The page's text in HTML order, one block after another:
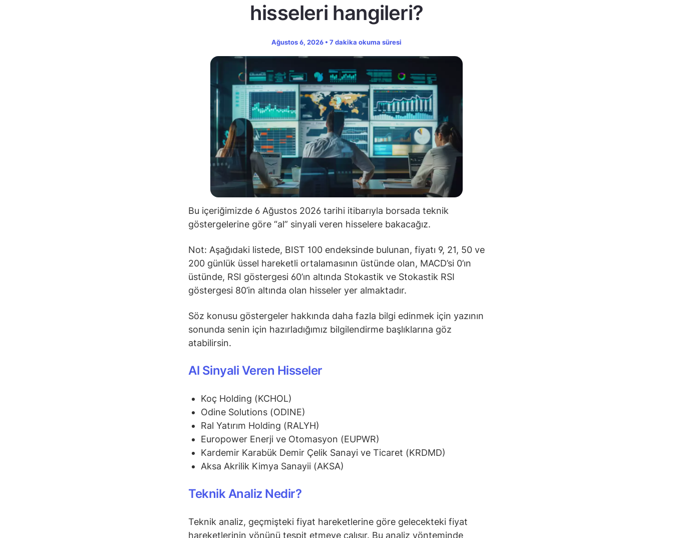
hisseleri hangileri?
Ağustos 6, 2026 • 7 dakika okuma süresi
Bu içeriğimizde 6 Ağustos 2026 tarihi itibarıyla borsada teknik
göstergelerine göre “al” sinyali veren hisselere bakacağız.
Not: Aşağıdaki listede, BIST 100 endeksinde bulunan, fiyatı 9, 21, 50 ve
200 günlük üssel hareketli ortalamasının üstünde olan, MACD’si 0’ın
üstünde, RSI göstergesi 60’ın altında Stokastik ve Stokastik RSI
göstergesi 80’in altında olan hisseler yer almaktadır.
Söz konusu göstergeler hakkında daha fazla bilgi edinmek için yazının
sonunda senin için hazırladığımız bilgilendirme başlıklarına göz
atabilirsin.
Al Sinyali Veren Hisseler
Koç Holding (KCHOL)
Odine Solutions (ODINE)
Ral Yatırım Holding (RALYH)
Europower Enerji ve Otomasyon (EUPWR)
Kardemir Karabük Demir Çelik Sanayi ve Ticaret (KRDMD)
Aksa Akrilik Kimya Sanayii (AKSA)
Teknik Analiz Nedir?
Teknik analiz, geçmişteki fiyat hareketlerine göre gelecekteki fiyat
hareketlerinin yönünü tespit etmeye çalışır. Bu analiz yönteminde